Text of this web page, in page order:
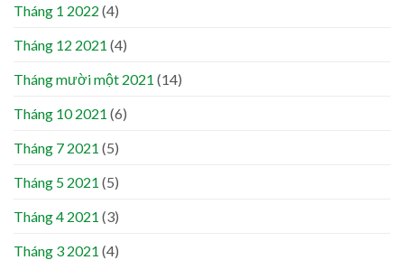
Tháng 1 2022 (4)
Tháng 12 2021 (4)
Tháng mười một 2021 (14)
Tháng 10 2021 (6)
Tháng 7 2021 (5)
Tháng 5 2021 (5)
Tháng 4 2021 (3)
Tháng 3 2021 (4)